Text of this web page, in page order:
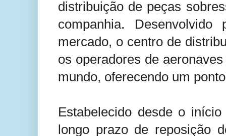
distribuição de peças
companhia.
mercado, o centro de
os operadores de
mundo, oferecendo um
Estabelecido desde o
longo prazo de reposição